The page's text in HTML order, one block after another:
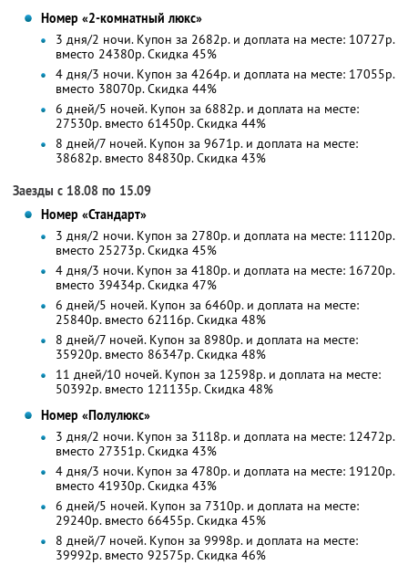
Номер «2-комнатный люкс»
3 дня/2 ночи. Купон за 2682р. и доплата на месте: 10727р.
вместо 24380р.Скидка 45%
4 дня/3 ночи. Купон за 4264р. и доплата на месте: 17055р.
вместо 38070р.Скидка 44%
6 дней/5 ночей. Купон за 6882р. и доплата на месте:
27530р. вместо 61450р. Скидка 44%
8 дней/7 ночей. Купон за 9671р. и доплата на месте:
38682р. вместо 84830р. Скидка 43%
Заезды с 18.08 по 15.09
Номер «Стандарт»
3 дня/2 ночи. Купон за 2780р. и доплата на месте: 11120р.
вместо 25273р.Скидка 45%
4 дня/3 ночи. Купон за 4180р. и доплата на месте: 16720р.
вместо 39434р.Скидка 47%
6 дней/5 ночей. Купон за 6460р. и доплата на месте:
25840р. вместо 62116р. Скидка 48%
8 дней/7 ночей. Купон за 8980р. и доплата на месте:
35920р. вместо 86347р. Скидка 48%
11 дней/10 ночей. Купон за 12598р. и доплата на месте:
50392р. вместо 121135р. Скидка 48%
Номер «Полулюкс»
3 дня/2 ночи. Купон за 3118р. и доплата на месте: 12472р.
вместо 27351р.Скидка 43%
4 дня/3 ночи. Купон за 4780р. и доплата на месте: 19120р.
вместо 41930р.Скидка 43%
6 дней/5 ночей. Купон за 7310р. и доплата на месте:
29240р. вместо 66455р. Скидка 45%
8 дней/7 ночей. Купон за 9998р. и доплата на месте:
39992р. вместо 92575р. Скидка 46%